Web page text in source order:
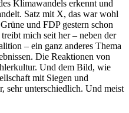
Klimawandels erkennt und
Satz mit X, das war wohl
und FDP gestern schon
mich seit her – neben der
– ein ganz anderes Thema
Die Reaktionen von
Und dem Bild, wie
mit Siegen und
sehr unterschiedlich. Und meist